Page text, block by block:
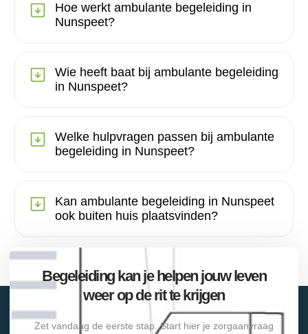
Hoe werkt ambulante begeleiding in
Nunspeet?
Wie heeft baat bij ambulante begeleiding
in Nunspeet?
Welke hulpvragen passen bij ambulante
begeleiding in Nunspeet?
Kan ambulante begeleiding in Nunspeet
ook buiten huis plaatsvinden?
Begeleiding kan je helpen jouw leven
weer op de rit te krijgen
Zet vandaag de eerste stap. Start hier je zorgaanvraag